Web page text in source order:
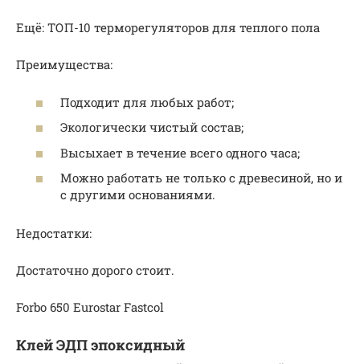
Ещё: ТОП-10 терморегуляторов для теплого пола
Преимущества:
Подходит для любых работ;
Экологически чистый состав;
Высыхает в течение всего одного часа;
Можно работать не только с древесиной, но и
с другими основаниями.
Недостатки:
Достаточно дорого стоит.
Forbo 650 Eurostar Fastcol
Клей ЭДП эпоксидный